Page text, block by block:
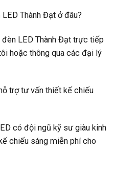
Thành Đạt ở đâu?
đèn LED Thành Đạt trực tiếp
hoặc thông qua các đại lý
trợ tư vấn thiết kế chiếu
có đội ngũ kỹ sư giàu kinh
chiếu sáng miễn phí cho